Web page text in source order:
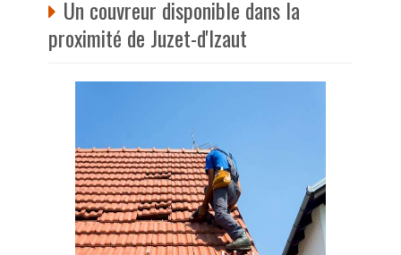
Un couvreur disponible dans la
proximité de Juzet-d'Izaut